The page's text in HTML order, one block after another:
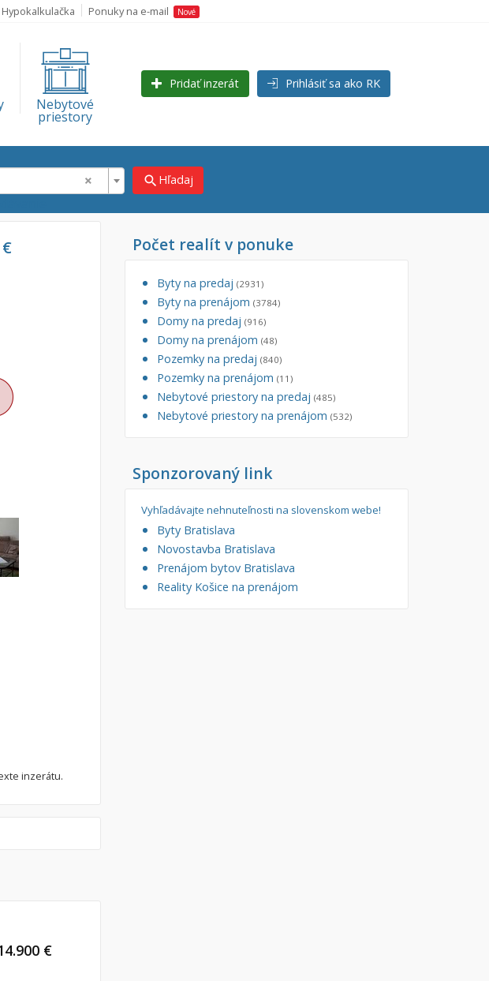
Hypokalkulačka Ponuky na e-mail Nové
Nebytové
priestory
Pridať inzerát Prihlásiť sa ako RK
× search Hľadaj
Nebytové priestory
Administratívne, obchodné
Garáž, garážové státie
Filtre
Súkromná inzercia
Ponuka RK
Novostavba
inzerátu.
€
Počet realít v ponuke
Byty na predaj (2931)
Byty na prenájom (3784)
Domy na predaj (916)
Domy na prenájom (48)
Pozemky na predaj (840)
Pozemky na prenájom (11)
Nebytové priestory na predaj (485)
Nebytové priestory na prenájom (532)
Sponzorovaný link
Vyhľadávajte nehnuteľnosti na slovenskom webe!
Byty Bratislava
Novostavba Bratislava
Prenájom bytov Bratislava
Reality Košice na prenájom